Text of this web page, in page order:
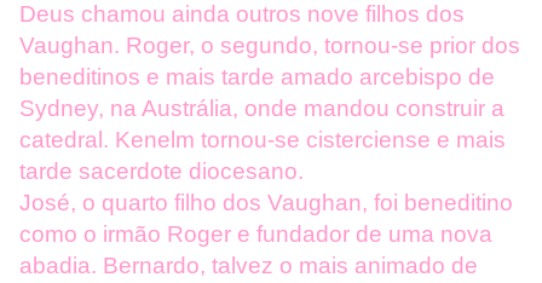
Deus chamou ainda outros nove filhos dos
Vaughan. Roger, o segundo, tornou-se prior dos
beneditinos e mais tarde amado arcebispo de
Sydney, na Austrália, onde mandou construir a
catedral. Kenelm tornou-se cisterciense e mais
tarde sacerdote diocesano.
José, o quarto filho dos Vaughan, foi beneditino
como o irmão Roger e fundador de uma nova
abadia. Bernardo, talvez o mais animado de